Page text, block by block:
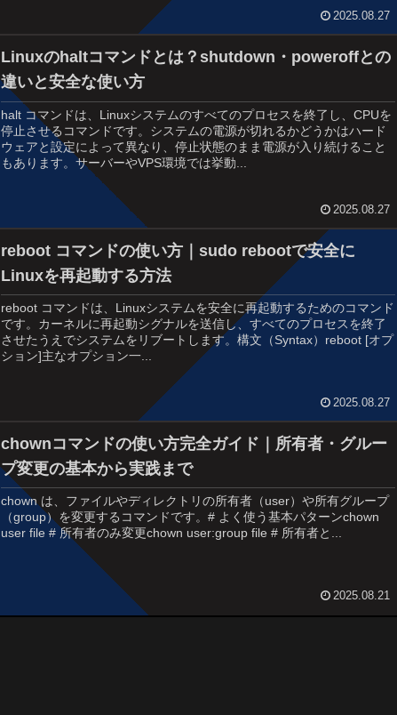
2025.08.27
Linuxのhaltコマンドとは？shutdown・poweroffとの
違いと安全な使い方
halt コマンドは、Linuxシステムのすべてのプロセスを終了し、CPUを
停止させるコマンドです。システムの電源が切れるかどうかはハード
ウェアと設定によって異なり、停止状態のまま電源が入り続けること
もあります。サーバーやVPS環境では挙動...
2025.08.27
reboot コマンドの使い方｜sudo rebootで安全に
Linuxを再起動する方法
reboot コマンドは、Linuxシステムを安全に再起動するためのコマンド
です。カーネルに再起動シグナルを送信し、すべてのプロセスを終了
させたうえでシステムをリブートします。構文（Syntax）reboot [オプ
ション]主なオプション一...
2025.08.27
chownコマンドの使い方完全ガイド｜所有者・グルー
プ変更の基本から実践まで
chown は、ファイルやディレクトリの所有者（user）や所有グループ
（group）を変更するコマンドです。# よく使う基本パターンchown
user file # 所有者のみ変更chown user:group file # 所有者と...
2025.08.21